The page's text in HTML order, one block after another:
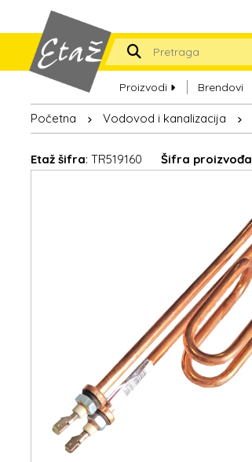
Proizvodi Brendovi
Početna Vodovod i kanalizacija
Etaž šifra: TR519160 Šifra